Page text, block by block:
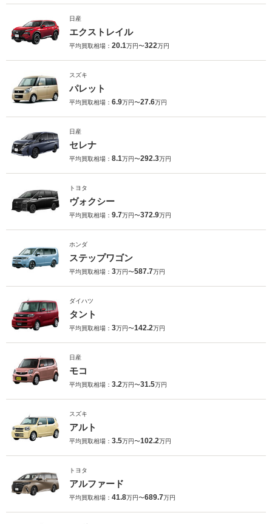
日産
エクストレイル
平均買取相場： 20.1万円〜322万円
スズキ
パレット
平均買取相場： 6.9万円〜27.6万円
日産
セレナ
平均買取相場： 8.1万円〜292.3万円
トヨタ
ヴォクシー
平均買取相場： 9.7万円〜372.9万円
ホンダ
ステップワゴン
平均買取相場： 3万円〜587.7万円
ダイハツ
タント
平均買取相場： 3万円〜142.2万円
日産
モコ
平均買取相場： 3.2万円〜31.5万円
スズキ
アルト
平均買取相場： 3.5万円〜102.2万円
トヨタ
アルファード
平均買取相場： 41.8万円〜689.7万円